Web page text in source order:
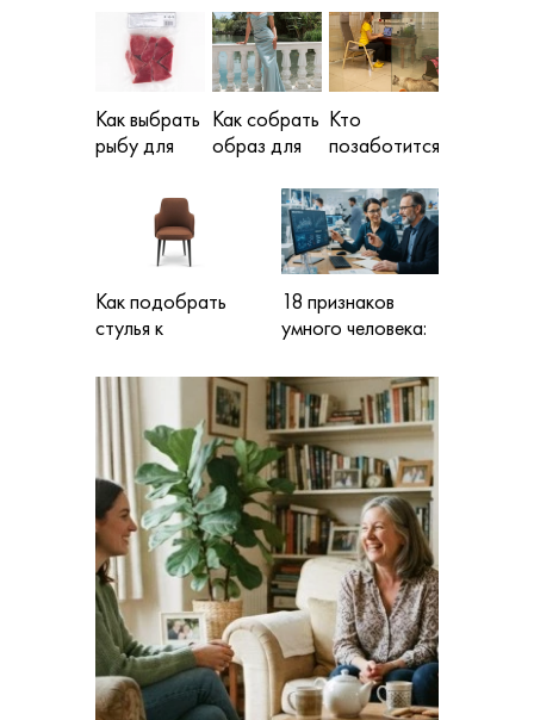
от подделки и не
отдать данные
мошенникам
BRUNELLO
CUCINELLI
Как выбрать
рыбу для
жарки, гриля
и закусок
Как собрать
образ для
платья до
аксессуаров
Кто
позаботится
время
отпуска: как
выбрать
надежную
передержку
Как подобрать
стулья к
столу по высоте,
пропорциям и
стилю
18 признаков
умного человека:
высокий интеллект
без тестов